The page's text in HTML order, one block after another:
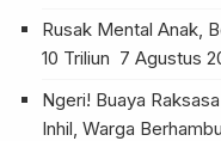
Rusak Mental Anak,
10 Triliun 7 Agustus
Ngeri! Buaya
Inhil, Warga